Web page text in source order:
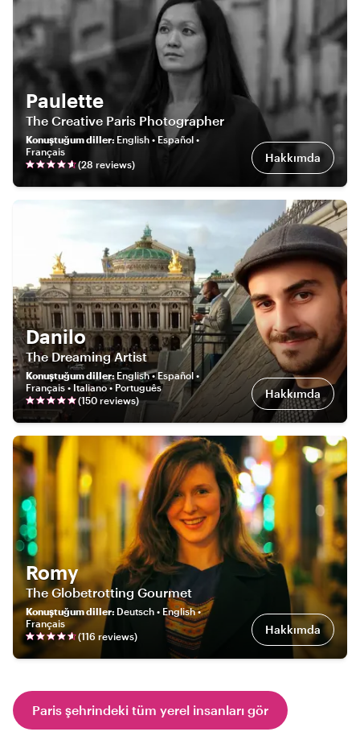
Paulette
The Creative Paris Photographer
Konuştuğum diller: English • Español •
Français
(28 reviews) Hakkımda
Danilo
The Dreaming Artist
Konuştuğum diller: English • Español •
Français • Italiano • Português
(150 reviews) Hakkımda
Romy
The Globetrotting Gourmet
Konuştuğum diller: Deutsch • English •
Français
(116 reviews) Hakkımda
Paris şehrindeki tüm yerel insanları gör